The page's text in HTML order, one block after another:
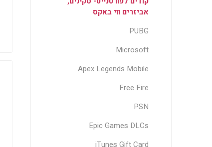
אביזרים ווי באקס
PUBG
Microsoft
Apex Legends Mobile
Free Fire
PSN
Epic Games DLCs
iTunes Gift Card